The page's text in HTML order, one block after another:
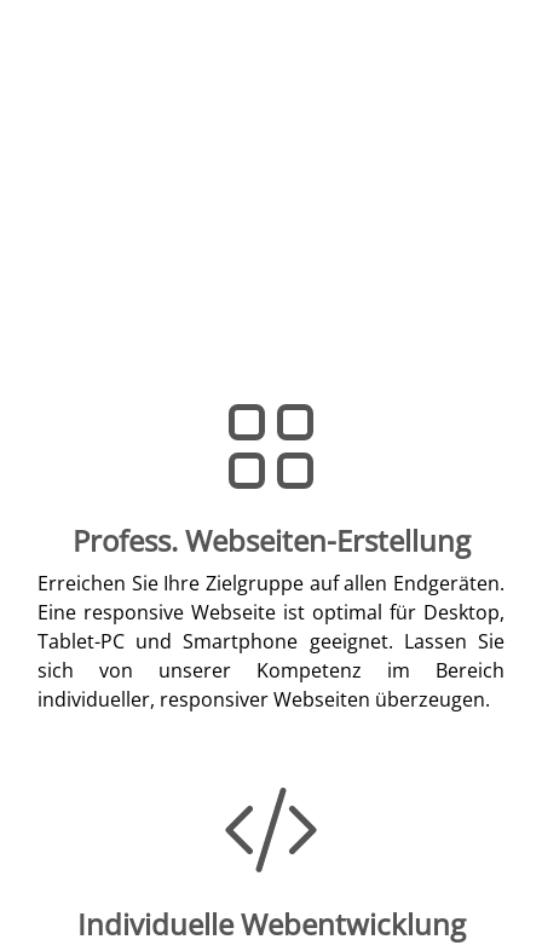
Profess. Webseiten-Erstellung
Erreichen Sie Ihre Zielgruppe auf allen Endgeräten.
Eine responsive Webseite ist optimal für Desktop,
Tablet-PC und Smartphone geeignet. Lassen Sie
sich von unserer Kompetenz im Bereich
individueller, responsiver Webseiten überzeugen.
Individuelle Webentwicklung